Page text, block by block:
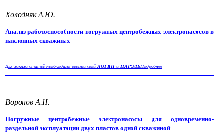
Холодняк А.Ю.
Анализ работоспособности погружных центробежных электронасосов в
наклонных скважинах
Для заказа статей необходимо ввести свойЛОГИН и ПАРОЛЬПодробнее
Воронов А.Н.
Погружные центробежные электронасосы для одновременно-
раздельной эксплуатации двух пластов одной скважиной